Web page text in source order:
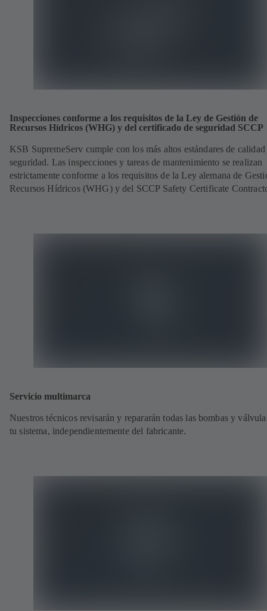
Inspecciones conforme a los requisitos de la Ley de Gestión de
Recursos Hídricos (WHG) y del certificado de seguridad SCCP
KSB SupremeServ cumple con los más altos estándares de
seguridad. Las inspecciones y tareas de mantenimiento se realizan
estrictamente conforme a los requisitos de la Ley alemana de
Recursos Hídricos (WHG) y del SCCP Safety Certificate
Servicio multimarca
Nuestros técnicos revisarán y repararán todas las bombas y
tu sistema, independientemente del fabricante.